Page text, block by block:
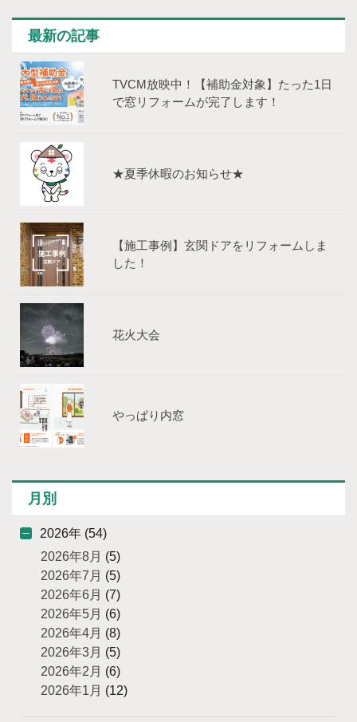
最新の記事
TVCM放映中！【補助⾦対象】たった1⽇
で窓リフォームが完了します！
★夏季休暇のお知らせ★
【施工事例】玄関ドアをリフォームしま
した！
花火大会
やっぱり内窓
月別
2026年 (54)
2026年8月 (5)
2026年7月 (5)
2026年6月 (7)
2026年5月 (6)
2026年4月 (8)
2026年3月 (5)
2026年2月 (6)
2026年1月 (12)